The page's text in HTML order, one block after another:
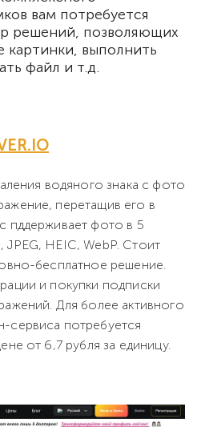
вам потребуется
решений, позволяющих
картинки, выполнить
файл и т.д.
водяного знака с фото
перетащив его в
пддерживает фото в 5
HEIC, WebP. Стоит
бесплатное решение.
и покупки подписки
Для более активного
сервиса потребуется
от 6,7 рубля за единицу.